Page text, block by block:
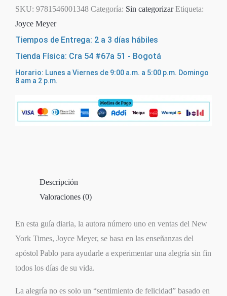
SKU: 9781546001348 Categoría: Sin categorizar Etiqueta:
Joyce Meyer
Tiempos de Entrega: 2 a 3 días hábiles
Tienda Física: Cra 54 #67a 51 - Bogotá
Horario: Lunes a Viernes de 9:00 a.m. a 5:00 p.m. Domingo
8 am a 2 p.m.
Descripción
Valoraciones (0)
En esta guía diaria, la autora número uno en ventas del New
York Times, Joyce Meyer, se basa en las enseñanzas del
apóstol Pablo para ayudarle a experimentar una alegría sin fin
todos los días de su vida.
La alegría no es solo un “sentimiento de felicidad” basado en